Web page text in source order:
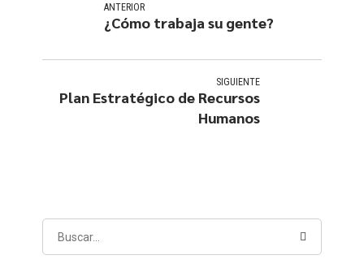
ANTERIOR
¿Cómo trabaja su gente?
SIGUIENTE
Plan Estratégico de Recursos
Humanos